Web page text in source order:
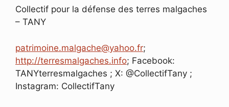
Collectif pour la défense des terres malgaches
– TANY
patrimoine.malgache@yahoo.fr;
http://terresmalgaches.info; Facebook:
TANYterresmalgaches ; X: @CollectifTany ;
Instagram: CollectifTany